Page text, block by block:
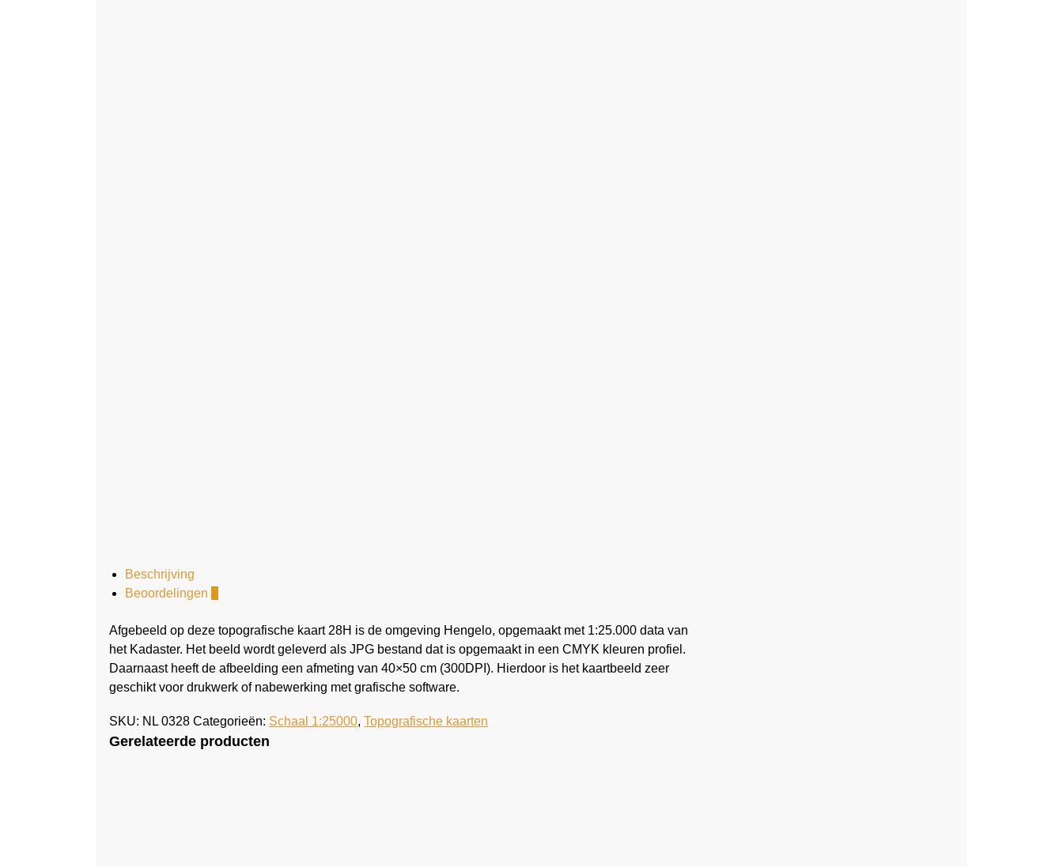
Beschrijving
Beoordelingen 0
Afgebeeld op deze topografische kaart 28H is de omgeving Hengelo, opgemaakt met 1:25.000 data van
het Kadaster. Het beeld wordt geleverd als JPG bestand dat is opgemaakt in een CMYK kleuren profiel.
Daarnaast heeft de afbeelding een afmeting van 40×50 cm (300DPI). Hierdoor is het kaartbeeld zeer
geschikt voor drukwerk of nabewerking met grafische software.
SKU: NL 0328 Categorieën: Schaal 1:25000, Topografische kaarten
Gerelateerde producten